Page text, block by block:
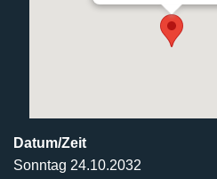
Datum/Zeit
Sonntag 24.10.2032